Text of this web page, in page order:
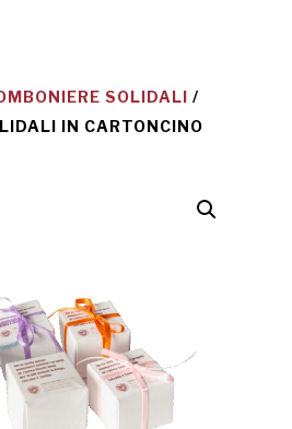
SOLIDALI /
IN CARTONCINO